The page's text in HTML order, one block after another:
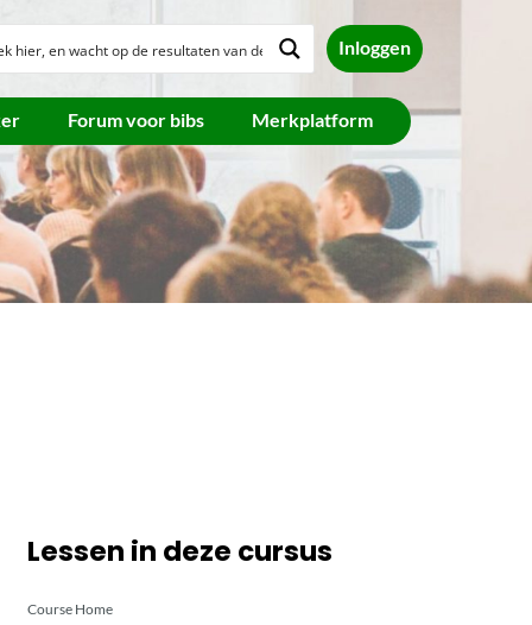
Inloggen
Forum voor bibs Merkplatform
Lessen in deze cursus
Course Home